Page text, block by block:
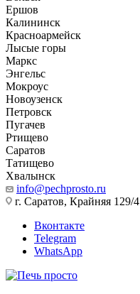
Ершов
Калининск
Красноармейск
Лысые горы
Маркс
Энгельс
Мокроус
Новоузенск
Петровск
Пугачев
Ртищево
Саратов
Татищево
Хвалынск
info@pechprosto.ru
г. Саратов, Крайняя 129/4
Вконтакте
Telegram
WhatsApp